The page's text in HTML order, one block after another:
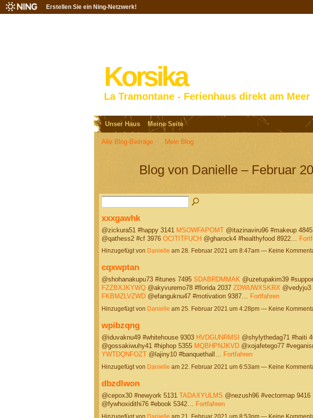
Erstellen Sie ein Ning-Netzwerk!
Korsika
La Tramontane - Ferienhaus direkt am Meer
Unser Haus Meine Seite
Alle Blog-Beiträge Mein Blog
Blog von Danielle – Februar
xxxgawhk
@zickura51 #happy 3141 MSOWFAPOMT@itazinaviru96 #makeup 4845
@qathess2 #cf 3976 OCITITFUCH@gharock4 #healthyfood 8922…
Hinzugefügt von Danielle am 28. Februar 2021 um 8:47am — Keine
cqxwptan
@shohanakupu73 #itunes 7495 SDABRDMMAK@uzetupakim39
FZZBXJKYWQ@akyvuremo78 #florida 2037 ZDWUWXSKRX @vedyju3
FKBMZLVZWD@efanguknu47 #motivation 9387… Fortfahren
Hinzugefügt von Danielle am 25. Februar 2021 um 4:28pm — Keine
wpibzqng
@iduvaknu49 #whitehouse 9303 HVDGUNRMSI @shylythedag71 #haiti
@gossakiwuhy41 #hiphop 5355 MQBHPNJKVD@xojafetego77
YWTDQNFOZT@lajiny10 #banquethall… Fortfahren
Hinzugefügt von Danielle am 22. Februar 2021 um 6:53am — Keine
dbzdlwon
@cepox30 #newyork 5131 TADAXYULMS @nezush96 #vectormap 9416
@fywhoxidithi76 #ebook 5342… Fortfahren
Hinzugefügt von Danielle am 21. Februar 2021 um 8:53pm — Keine